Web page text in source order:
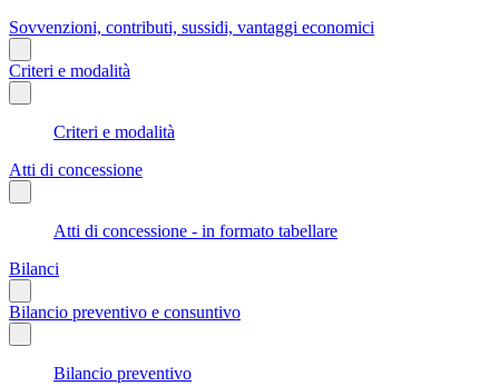
Sovvenzioni, contributi, sussidi, vantaggi economici
Criteri e modalità
Criteri e modalità
Atti di concessione
Atti di concessione - in formato tabellare
Bilanci
Bilancio preventivo e consuntivo
Bilancio preventivo